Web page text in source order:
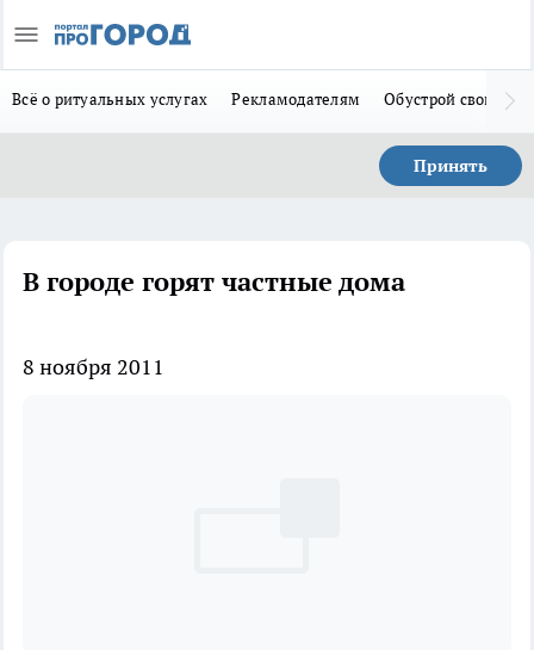
Всё о ритуальных услугах Рекламодателям Обустрой свой дом
Принять
В городе горят частные дома
8 ноября 2011